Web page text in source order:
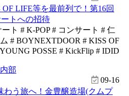
LIFE等を最前列で！第16回
トへの招待
ト # K-POP # コンサート # 仁
# BOYNEXTDOOR # KISS OF
POSSE # KickFlip # IDID
09-16
わう旅へ！金豊醸造場(クムプ